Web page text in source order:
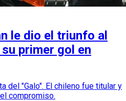
le dio el triunfo al
primer gol en
del "Galo". El chileno fue titular y
compromiso.